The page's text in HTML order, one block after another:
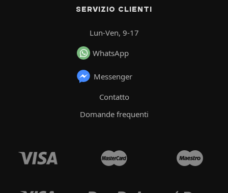
SERVIZIO CLIENTI
Lun-Ven, 9-17
WhatsApp
Messenger
Contatto
Domande frequenti